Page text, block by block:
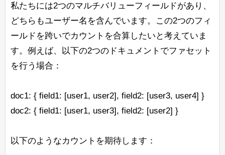
私たちには2つのマルチバリューフィールドがあり、
どちらもユーザー名を含んでいます。この2つのフィ
ールドを跨いでカウントを合算したいと考えていま
す。例えば、以下の2つのドキュメントでファセット
を行う場合：
doc1: { field1: [user1, user2], field2: [user3, user4] }
doc2: { field1: [user1, user3], field2: [user2] }
以下のようなカウントを期待します：